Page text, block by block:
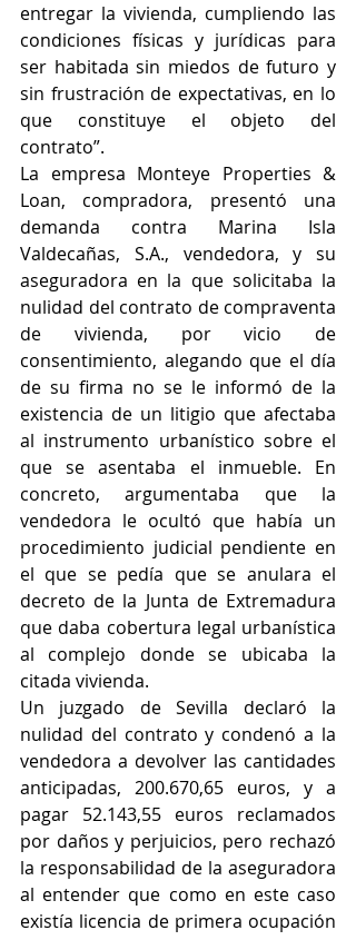
entregar la vivienda, cumpliendo las
condiciones físicas y jurídicas para
ser habitada sin miedos de futuro y
sin frustración de expectativas, en lo
que constituye el objeto del
contrato”.
La empresa Monteye Properties &
Loan, compradora, presentó una
demanda contra Marina Isla
Valdecañas, S.A., vendedora, y su
aseguradora en la que solicitaba la
nulidad del contrato de compraventa
de vivienda, por vicio de
consentimiento, alegando que el día
de su firma no se le informó de la
existencia de un litigio que afectaba
al instrumento urbanístico sobre el
que se asentaba el inmueble. En
concreto, argumentaba que la
vendedora le ocultó que había un
procedimiento judicial pendiente en
el que se pedía que se anulara el
decreto de la Junta de Extremadura
que daba cobertura legal urbanística
al complejo donde se ubicaba la
citada vivienda.
Un juzgado de Sevilla declaró la
nulidad del contrato y condenó a la
vendedora a devolver las cantidades
anticipadas, 200.670,65 euros, y a
pagar 52.143,55 euros reclamados
por daños y perjuicios, pero rechazó
la responsabilidad de la aseguradora
al entender que como en este caso
existía licencia de primera ocupación